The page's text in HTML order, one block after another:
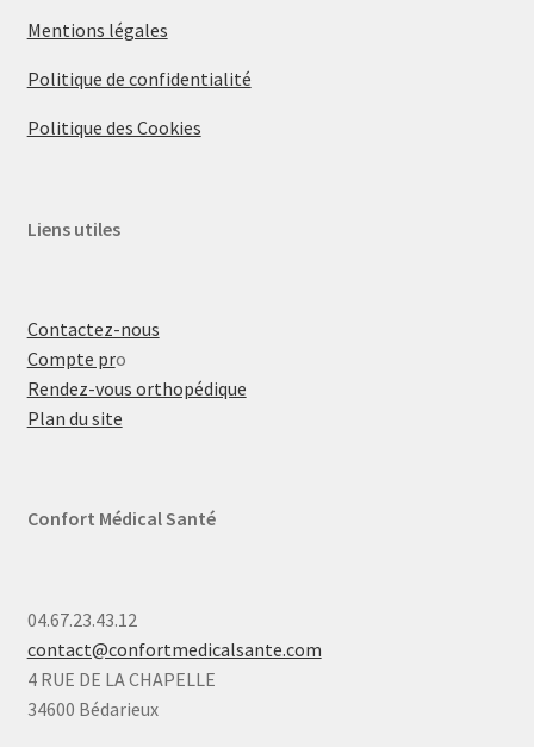
Mentions légales
Politique de confidentialité
Politique des Cookies
Liens utiles
Contactez-nous
Compte pro
Rendez-vous orthopédique
Plan du site
Confort Médical Santé
04.67.23.43.12
contact@confortmedicalsante.com
4 RUE DE LA CHAPELLE
34600 Bédarieux